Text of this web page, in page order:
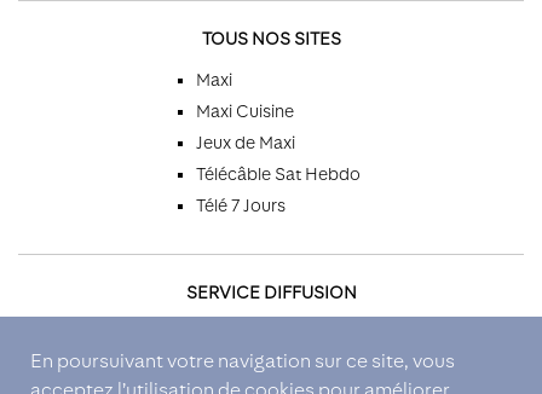
En poursuivant votre navigation sur ce site, vous
TOUS NOS SITES
Maxi
Maxi Cuisine
Jeux de Maxi
Télécâble Sat Hebdo
Télé 7 Jours
SERVICE DIFFUSION
Par email